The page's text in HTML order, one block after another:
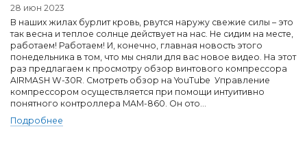
28 июн 2023
В наших жилах бурлит кровь, рвутся наружу свежие силы – это
так весна и теплое солнце действует на нас. Не сидим на месте,
работаем! Работаем! И, конечно, главная новость этого
понедельника в том, что мы сняли для вас новое видео. На этот
раз предлагаем к просмотру обзор винтового компрессора
AIRMASH W-30R. Смотреть обзор на YouTube Управление
компрессором осуществляется при помощи интуитивно
понятного контроллера MAM-860. Он ото...
Подробнее